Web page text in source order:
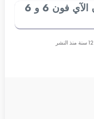
تطبيق واتس آب يدعم الآن الآي فون 6 و 6
12 سنة منذ النشر